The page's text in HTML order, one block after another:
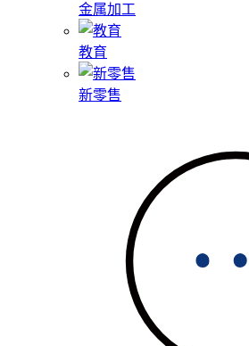
金属加工
教育
新零售